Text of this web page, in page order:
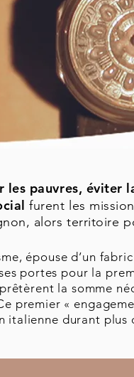
les pauvres,
furent les
alors territoire
épouse d’un
portes pour la
la somme
premier «
italienne durant plus